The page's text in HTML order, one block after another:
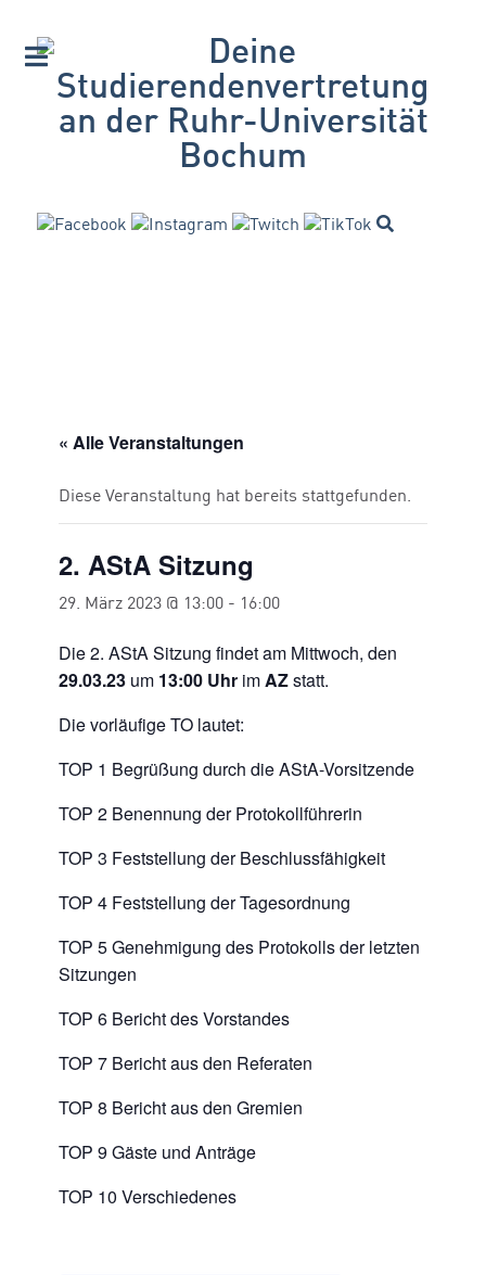
« Alle Veranstaltungen
Diese Veranstaltung hat bereits stattgefunden.
2. AStA Sitzung
29. März 2023 @ 13:00 - 16:00
Die 2. AStA Sitzung findet am Mittwoch, den
29.03.23 um 13:00 Uhr imAZstatt.
Die vorläufige TO lautet:
TOP 1 Begrüßung durch die AStA-Vorsitzende
TOP 2 Benennung der Protokollführerin
TOP 3 Feststellung der Beschlussfähigkeit
TOP 4 Feststellung der Tagesordnung
TOP 5 Genehmigung des Protokolls der letzten
Sitzungen
TOP 6 Bericht des Vorstandes
TOP 7 Bericht aus den Referaten
TOP 8 Bericht aus den Gremien
TOP 9 Gäste und Anträge
TOP 10 Verschiedenes